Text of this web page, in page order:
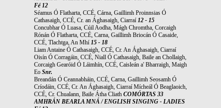
Fé 12
Séamus Ó Flatharta, CCÉ, Cárna, Gaillimh Proinnsias Ó
Cathasaigh, CCÉ, Cr. an Ághasaigh, Ciarraí 12 - 15
Concubhar Ó Luasa, Cúil Aodha, Mágh Chromtha, Corcaigh
Rónán Ó Flatharta, CCÉ, Carna, Gaillimh Briocán Ó Casaide,
CCÉ, Tlachtga, An Mhí 15 - 18
Liam Antaine Ó Cathasaigh, CCÉ, Cr. An Ághasaigh, Ciarraí
Oisín Ó Corragáin, CCÉ, Niall Ó Cathasaigh, Baile an Chollaigh,
Corcaigh Gearóid Ó Láimhín, CCÉ, Caisleán a' Bharraigh, Maigh
Eo Snr.
Breandán Ó Ceannabháin, CCÉ, Carna, Gaillimh Seosamh Ó
Críodáin, CCÉ, Cr. An Ághasaigh, Ciarraí Mícheál Ó Beaglaoich,
CCÉ, Cr. Chualann, Baile Átha Cliath COMÓRTAS 33
AMHRÁN BEARLA MNÁ / ENGLISH SINGING - LADIES